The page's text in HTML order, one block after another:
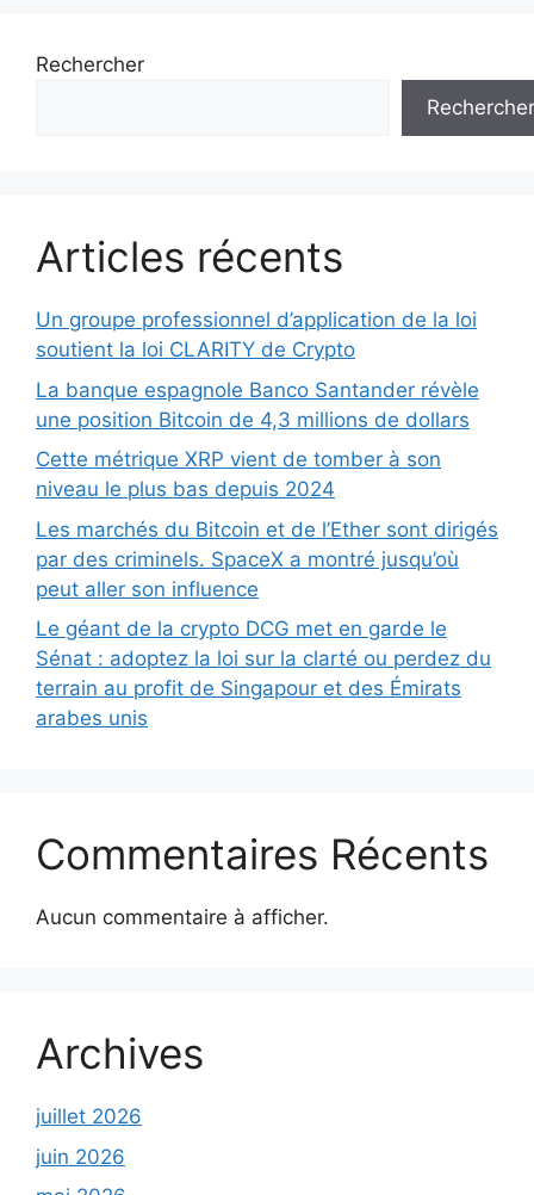
Rechercher
Rechercher
Articles récents
Un groupe professionnel d’application de la loi
soutient la loi CLARITY de Crypto
La banque espagnole Banco Santander révèle
une position Bitcoin de 4,3 millions de dollars
Cette métrique XRP vient de tomber à son
niveau le plus bas depuis 2024
Les marchés du Bitcoin et de l’Ether sont dirigés
par des criminels. SpaceX a montré jusqu’où
peut aller son influence
Le géant de la crypto DCG met en garde le
Sénat : adoptez la loi sur la clarté ou perdez du
terrain au profit de Singapour et des Émirats
arabes unis
Commentaires Récents
Aucun commentaire à afficher.
Archives
juillet 2026
juin 2026